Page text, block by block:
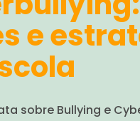
e
sobre Bullying e